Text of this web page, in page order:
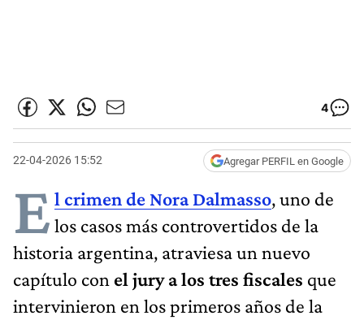
4
22-04-2026 15:52 Agregar PERFIL en Google
E l crimen de Nora Dalmasso, uno de
los casos más controvertidos de la
historia argentina, atraviesa un nuevo
capítulo con el jury a los tres fiscales que
intervinieron en los primeros años de la